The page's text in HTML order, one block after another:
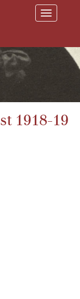
T
o
l
t
i
1918-19